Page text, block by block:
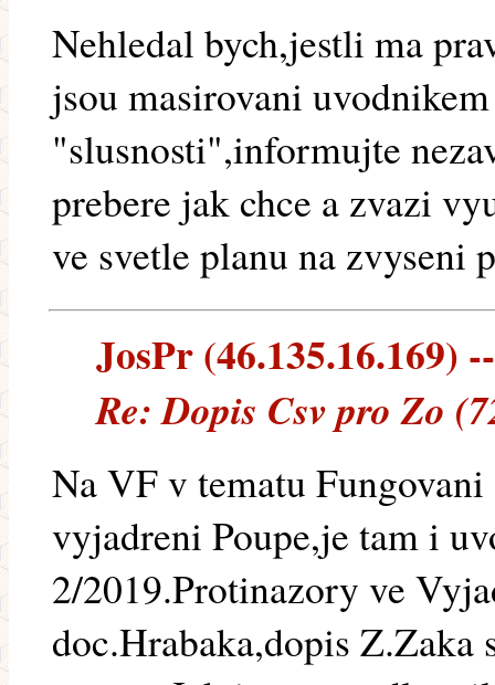
Nehledal bych,jestli ma
jsou masirovani
"slusnosti",informujte
prebere jak chce a zvazi
ve svetle planu na zvyseni
JosPr (46.135.16.169)
Re: Dopis Csv pro Zo
Na VF v tematu
vyjadreni Poupe,je tam i
2/2019.Protinazory ve
doc.Hrabaka,dopis